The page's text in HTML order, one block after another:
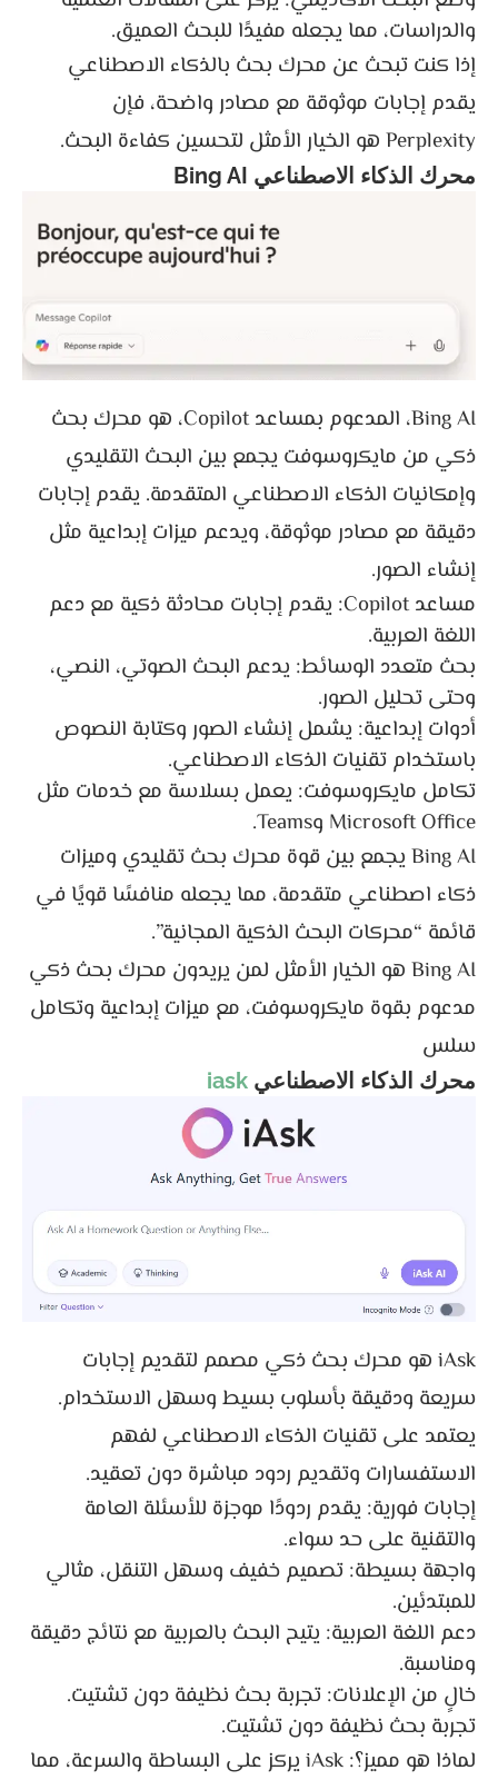
والدراسات، مما يجعله مفيدًا للبحث العميق.
إذا كنت تبحث عن محرك بحث بالذكاء الاصطناعي
يقدم إجابات موثوقة مع مصادر واضحة، فإن
Perplexity هو الخيار الأمثل لتحسين كفاءة البحث.
محرك الذكاء الاصطناعي Bing AI
Bing AI، المدعوم بمساعد Copilot، هو محرك بحث
ذكي من مايكروسوفت يجمع بين البحث التقليدي
وإمكانيات الذكاء الاصطناعي المتقدمة. يقدم إجابات
دقيقة مع مصادر موثوقة، ويدعم ميزات إبداعية مثل
إنشاء الصور.
مساعد Copilot: يقدم إجابات محادثة ذكية مع دعم
اللغة العربية.
بحث متعدد الوسائط: يدعم البحث الصوتي، النصي،
وحتى تحليل الصور.
أدوات إبداعية: يشمل إنشاء الصور وكتابة النصوص
باستخدام تقنيات الذكاء الاصطناعي.
تكامل مايكروسوفت: يعمل بسلاسة مع خدمات مثل
Microsoft Office وTeams.
Bing AI يجمع بين قوة محرك بحث تقليدي وميزات
ذكاء اصطناعي متقدمة، مما يجعله منافسًا قويًا في
قائمة “محركات البحث الذكية المجانية”.
Bing AI هو الخيار الأمثل لمن يريدون محرك بحث ذكي
مدعوم بقوة مايكروسوفت، مع ميزات إبداعية وتكامل
سلس
محرك الذكاء الاصطناعي iask
iAsk هو محرك بحث ذكي مصمم لتقديم إجابات
سريعة ودقيقة بأسلوب بسيط وسهل الاستخدام.
يعتمد على تقنيات الذكاء الاصطناعي لفهم
الاستفسارات وتقديم ردود مباشرة دون تعقيد.
إجابات فورية: يقدم ردودًا موجزة للأسئلة العامة
والتقنية على حد سواء.
واجهة بسيطة: تصميم خفيف وسهل التنقل، مثالي
للمبتدئين.
دعم اللغة العربية: يتيح البحث بالعربية مع نتائج دقيقة
ومناسبة.
خالٍ من الإعلانات: تجربة بحث نظيفة دون تشتيت.
تجربة بحث نظيفة دون تشتيت.
لماذا هو مميز؟: iAsk يركز على البساطة والسرعة، مما